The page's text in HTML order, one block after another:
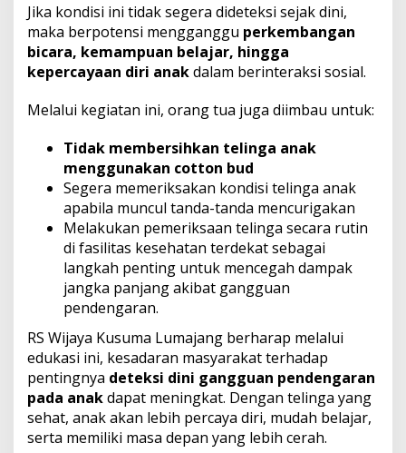
Jika kondisi ini tidak segera dideteksi sejak dini,
maka berpotensi mengganggu perkembangan
bicara, kemampuan belajar, hingga
kepercayaan diri anakdalam berinteraksi sosial.
Melalui kegiatan ini, orang tua juga diimbau untuk:
Tidak membersihkan telinga anak
menggunakan cotton bud
Segera memeriksakan kondisi telinga anak
apabila muncul tanda-tanda mencurigakan
Melakukan pemeriksaan telinga secara rutin
di fasilitas kesehatan terdekat sebagai
langkah penting untuk mencegah dampak
jangka panjang akibat gangguan
pendengaran.
RS Wijaya Kusuma Lumajang berharap melalui
edukasi ini, kesadaran masyarakat terhadap
pentingnya deteksi dini gangguan pendengaran
pada anakdapat meningkat. Dengan telinga yang
sehat, anak akan lebih percaya diri, mudah belajar,
serta memiliki masa depan yang lebih cerah.